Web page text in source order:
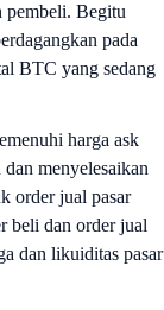
pembeli. Begitu
pada
BTC yang sedang
harga ask
menyelesaikan
order jual pasar
beli dan order jual
dan likuiditas pasar